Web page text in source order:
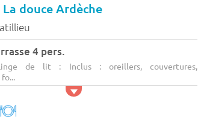
douce Ardèche
4 pers.
de lit : Inclus : oreillers, couvertures,